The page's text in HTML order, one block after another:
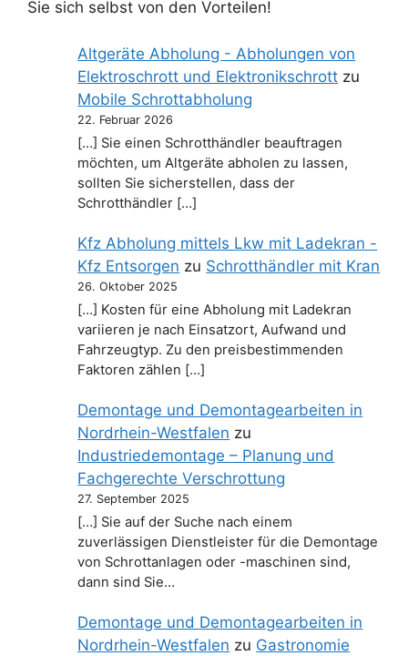
Sie sich selbst von den Vorteilen!
Altgeräte Abholung - Abholungen von
Elektroschrott und Elektronikschrott zu
Mobile Schrottabholung
22. Februar 2026
[…] Sie einen Schrotthändler beauftragen
möchten, um Altgeräte abholen zu lassen,
sollten Sie sicherstellen, dass der
Schrotthändler […]
Kfz Abholung mittels Lkw mit Ladekran -
Kfz Entsorgen zu Schrotthändler mit Kran
26. Oktober 2025
[…] Kosten für eine Abholung mit Ladekran
variieren je nach Einsatzort, Aufwand und
Fahrzeugtyp. Zu den preisbestimmenden
Faktoren zählen […]
Demontage und Demontagearbeiten in
Nordrhein-Westfalen zu
Industriedemontage – Planung und
Fachgerechte Verschrottung
27. September 2025
[…] Sie auf der Suche nach einem
zuverlässigen Dienstleister für die Demontage
von Schrottanlagen oder -maschinen sind,
dann sind Sie…
Demontage und Demontagearbeiten in
Nordrhein-Westfalen zu Gastronomie